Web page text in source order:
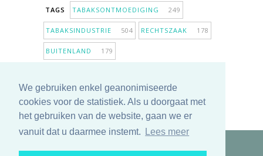
We gebruiken enkel geanonimiseerde
cookies voor de statistiek. Als u doorgaat met
het gebruiken van de website, gaan we er
vanuit dat u daarmee instemt.
Lees meer
TAGS TABAKSONTMOEDIGING 249
TABAKSINDUSTRIE 504 RECHTSZAAK 178
BUITENLAND 179
ANTIROOKBELEID307 ONDERZOEK
MEER TAGS TONEN